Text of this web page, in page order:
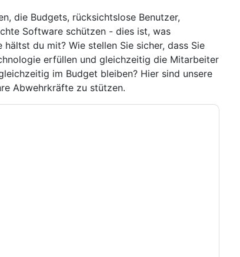
die Budgets, rücksichtslose Benutzer,
Software schützen - dies ist, was
du mit? Wie stellen Sie sicher, dass Sie
erfüllen und gleichzeitig die Mitarbeiter
im Budget bleiben? Hier sind unsere
Abwehrkräfte zu stützen.